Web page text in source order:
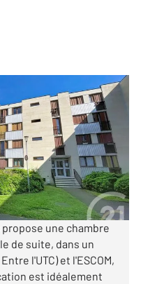
à louer
une chambre
de suite, dans un
l'UTC) et l'ESCOM,
est idéalement